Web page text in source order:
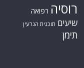
רוסיה רפואה
שיעים תוכנית הגרעין
תימן